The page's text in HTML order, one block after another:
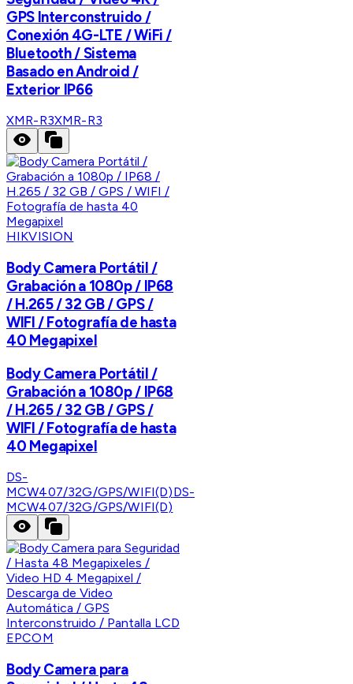
GPS Interconstruido /
Conexión 4G-LTE / WiFi /
Bluetooth / Sistema
Basado en Android /
Exterior IP66
XMR-R3XMR-R3
HIKVISION
Body Camera Portátil /
Grabación a 1080p / IP68
/ H.265 / 32 GB / GPS /
WIFI / Fotografía de hasta
40 Megapixel
Body Camera Portátil /
Grabación a 1080p / IP68
/ H.265 / 32 GB / GPS /
WIFI / Fotografía de hasta
40 Megapixel
DS-
MCW407/32G/GPS/WIFI(D)DS-
MCW407/32G/GPS/WIFI(D)
EPCOM
Body Camera para